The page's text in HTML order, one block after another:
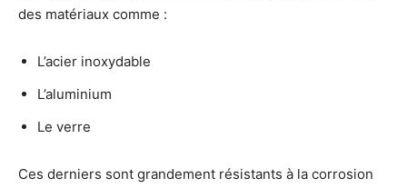
des matériaux comme :
L’acier inoxydable
L’aluminium
Le verre
Ces derniers sont grandement résistants à la corrosion